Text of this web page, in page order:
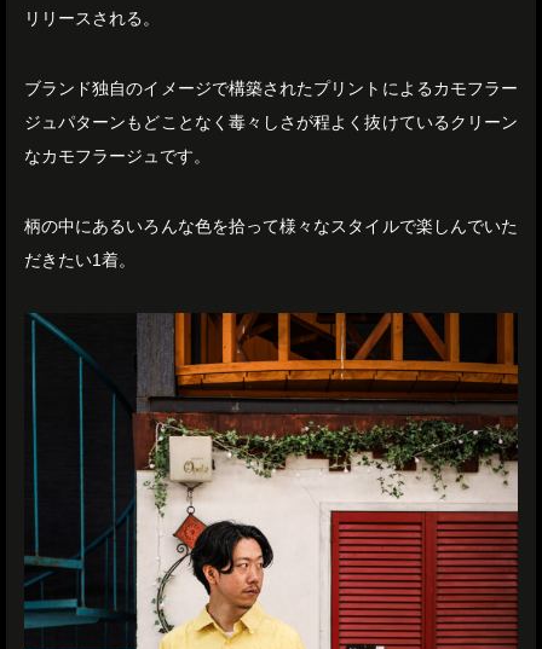
リリースされる。
ブランド独自のイメージで構築されたプリントによるカモフラー
ジュパターンもどことなく毒々しさが程よく抜けているクリーン
なカモフラージュです。
柄の中にあるいろんな色を拾って様々なスタイルで楽しんでいた
だきたい1着。